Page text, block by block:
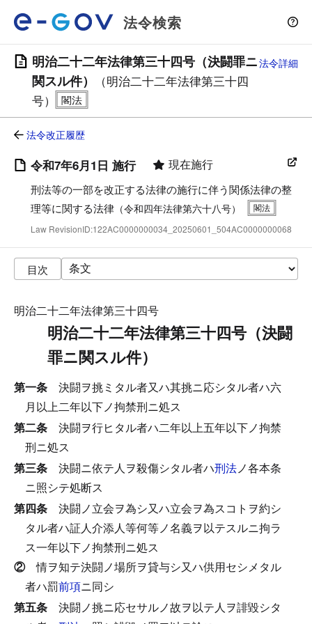
法令検索
明治二十二年法律第三十四号（決闘罪ニ
関スル件）
（明治二十二年法律第三十四
号）
法令詳細
法令改正履歴
令和7年6月1日 施行 現在施行
刑法等の一部を改正する法律の施行に伴う関係法律の整
理等に関する法律 （令和四年法律第六十八号）
Law RevisionID:122AC0000000034_20250601_504AC0000000068
目次
明治二十二年法律第三十四号
明治二十二年法律第三十四号（決闘
罪ニ関スル件）
第一条 決闘ヲ挑ミタル者又ハ其挑ニ応シタル者ハ六
月以上二年以下ノ拘禁刑ニ処ス
第二条 決闘ヲ行ヒタル者ハ二年以上五年以下ノ拘禁
刑ニ処ス
第三条 決闘ニ依テ人ヲ殺傷シタル者ハ刑法ノ各本条
ニ照シテ処断ス
第四条 決闘ノ立会ヲ為シ又ハ立会ヲ為スコトヲ約シ
タル者ハ証人介添人等何等ノ名義ヲ以テスルニ拘ラ
ス一年以下ノ拘禁刑ニ処ス
②情ヲ知テ決闘ノ場所ヲ貸与シ又ハ供用セシメタル
者ハ罰前項ニ同シ
第五条 決闘ノ挑ニ応セサルノ故ヲ以テ人ヲ誹毀シタ